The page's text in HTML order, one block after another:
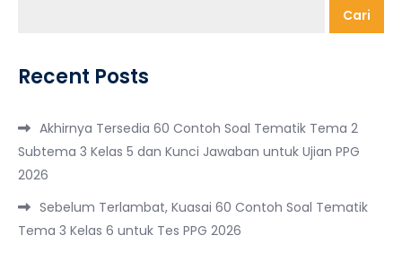
Cari
Recent Posts
Akhirnya Tersedia 60 Contoh Soal Tematik Tema 2
Subtema 3 Kelas 5 dan Kunci Jawaban untuk Ujian PPG
2026
Sebelum Terlambat, Kuasai 60 Contoh Soal Tematik
Tema 3 Kelas 6 untuk Tes PPG 2026